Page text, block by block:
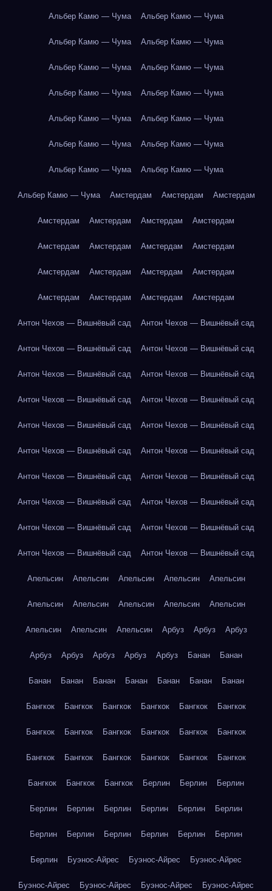
Альбер Камю — Чума Альбер Камю — Чума
Альбер Камю — Чума Альбер Камю — Чума
Альбер Камю — Чума Альбер Камю — Чума
Альбер Камю — Чума Альбер Камю — Чума
Альбер Камю — Чума Альбер Камю — Чума
Альбер Камю — Чума Альбер Камю — Чума
Альбер Камю — Чума Альбер Камю — Чума
Альбер Камю — Чума Амстердам Амстердам Амстердам
Амстердам Амстердам Амстердам Амстердам
Амстердам Амстердам Амстердам Амстердам
Амстердам Амстердам Амстердам Амстердам
Амстердам Амстердам Амстердам Амстердам
Антон Чехов — Вишнёвый сад Антон Чехов — Вишнёвый сад
Антон Чехов — Вишнёвый сад Антон Чехов — Вишнёвый сад
Антон Чехов — Вишнёвый сад Антон Чехов — Вишнёвый сад
Антон Чехов — Вишнёвый сад Антон Чехов — Вишнёвый сад
Антон Чехов — Вишнёвый сад Антон Чехов — Вишнёвый сад
Антон Чехов — Вишнёвый сад Антон Чехов — Вишнёвый сад
Антон Чехов — Вишнёвый сад Антон Чехов — Вишнёвый сад
Антон Чехов — Вишнёвый сад Антон Чехов — Вишнёвый сад
Антон Чехов — Вишнёвый сад Антон Чехов — Вишнёвый сад
Антон Чехов — Вишнёвый сад Антон Чехов — Вишнёвый сад
Апельсин Апельсин Апельсин Апельсин Апельсин
Апельсин Апельсин Апельсин Апельсин Апельсин
Апельсин Апельсин Апельсин Арбуз Арбуз Арбуз
Арбуз Арбуз Арбуз Арбуз Арбуз Банан Банан
Банан Банан Банан Банан Банан Банан Банан
Бангкок Бангкок Бангкок Бангкок Бангкок Бангкок
Бангкок Бангкок Бангкок Бангкок Бангкок Бангкок
Бангкок Бангкок Бангкок Бангкок Бангкок Бангкок
Бангкок Бангкок Бангкок Берлин Берлин Берлин
Берлин Берлин Берлин Берлин Берлин Берлин
Берлин Берлин Берлин Берлин Берлин Берлин
Берлин Буэнос-Айрес Буэнос-Айрес Буэнос-Айрес
Буэнос-Айрес Буэнос-Айрес Буэнос-Айрес Буэнос-Айрес